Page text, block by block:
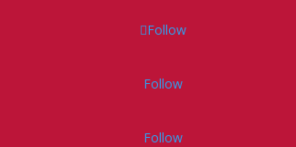
Follow
Follow
Follow